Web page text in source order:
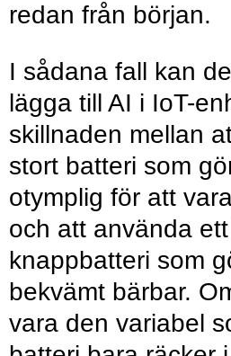
redan från början.
I sådana fall kan
lägga till AI i IoT-
skillnaden mellan
stort batteri som
otymplig för att
och att använda
knappbatteri som
bekvämt bärbar.
vara den variabel